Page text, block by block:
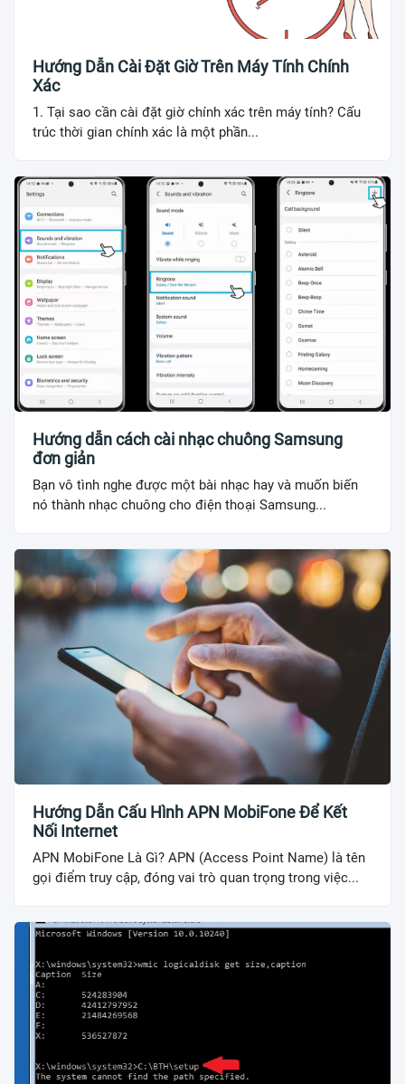
Hướng Dẫn Cài Đặt Giờ Trên Máy Tính Chính
Xác
1. Tại sao cần cài đặt giờ chính xác trên máy tính? Cấu
trúc thời gian chính xác là một phần...
Hướng dẫn cách cài nhạc chuông Samsung
đơn giản
Bạn vô tình nghe được một bài nhạc hay và muốn biến
nó thành nhạc chuông cho điện thoại Samsung...
Hướng Dẫn Cấu Hình APN MobiFone Để Kết
Nối Internet
APN MobiFone Là Gì? APN (Access Point Name) là tên
gọi điểm truy cập, đóng vai trò quan trọng trong việc...